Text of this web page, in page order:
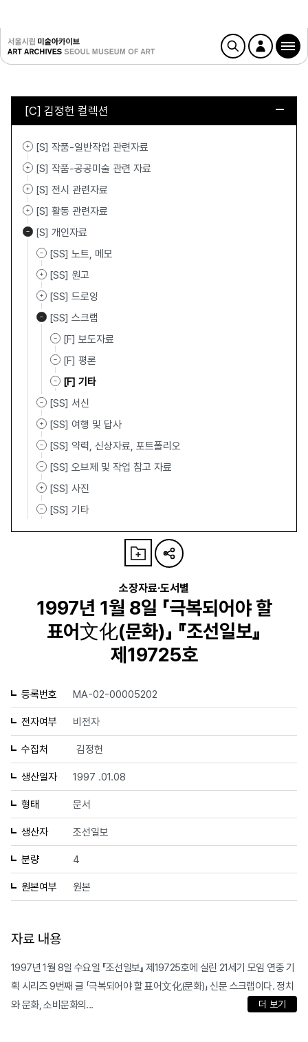
[C] 김정헌 컬렉션
[S] 작품-일반작업 관련자료
[S] 작품-공공미술 관련 자료
[S] 전시 관련자료
[S] 활동 관련자료
[S] 개인자료
[SS] 노트, 메모
[SS] 원고
[SS] 드로잉
[SS] 스크랩
[F] 보도자료
[F] 평론
[F] 기타
[SS] 서신
[SS] 여행 및 답사
[SS] 약력, 신상자료, 포트폴리오
[SS] 오브제 및 작업 참고 자료
[SS] 사진
[SS] 기타
소장자료·도서별
1997년 1월 8일 「극복되어야 할
표어文化(문화)」 『조선일보』
제19725호
등록번호 MA-02-00005202
전자여부 비전자
수집처 김정헌
생산일자 1997 .01.08
형태 문서
생산자 조선일보
분량 4
원본여부 원본
자료 내용
1997년 1월 8일 수요일 『조선일보』 제19725호에 실린 21세기 모임 연중 기
획 시리즈 9번째 글 「극복되어야 할 표어文化(문화)」 신문 스크랩이다. 정치
와 문화, 소비문화의...
더 보기